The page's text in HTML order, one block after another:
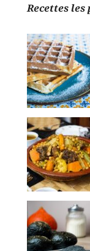
Recettes